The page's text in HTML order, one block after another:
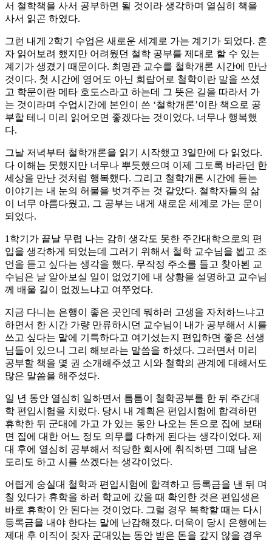
서 철학책을 사서 공부하면 될 것이라 생각하며 열심히 책을
사서 읽곤 하였다.
그런 내게 2학기 수업은 새로운 세계로 가는 계기가 되었다. 혼
자 읽어보려 했지만 어려웠던 철학 공부를 제대로 할 수 있는
계기가 생겼기 때문이다. 최명관 교수를 철학개론 시간에 만난
것이다. 첫 시간에 영어도 아닌 희랍어로 철학이란 말을 쓰셨
고 학문이란 메타 호도스라고 하는데 그 뜻은 길을 따라서 가
는 것이라며 수업시간에 본인이 쓴 ‘철학개론’이란 책으로 공
부할 테니 미리 읽어오면 좋겠다는 것이었다. 너무나 행복했
다.
그날 저녁부터 철학개론을 읽기 시작했고 3일만에 다 읽었다.
다 이해는 못했지만 너무나 뿌듯했으며 이제 그토록 바라던 한
세상을 만난 것처럼 행복했다. 그리고 철학개론 시간에 듣는
이야기는 내 눈의 허물을 벗겨주는 것 같았다. 철학자들의 삶
이 너무 아름다웠고, 그 공부는 내게 새로운 세계로 가는 문이
되었다.
1학기가 끝날 무렵 나는 감히 생각도 못한 주간대학으로의 편
입을 생각하게 되었는데 그러기 위해서 철학 교수님을 뵙고 조
언을 듣고 싶다는 생각을 했다. 무작정 주소를 들고 찾아뵌 교
수님은 날 알아보실 일이 없었기에 내 상황을 설명하고 교수님
께 배울 길이 없겠느냐고 여쭈었다.
지금 다니는 은행이 좋은 곳인데 뭐하러 고생을 자처하느냐고
하면서 한 시간 가량 만류하시던 교수님이 내가 공부해서 시를
쓰고 싶다는 말에 기특하다고 여기셨는지 편입하면 좋은 선생
님들이 있으니 그리 해보라는 말씀을 하셨다. 그러면서 미리
공부할 책을 몇 권 소개해주셨고 시와 철학의 관계에 대해서도
많은 말씀을 해주셨다.
일 년 동안 열심히 일하면서 틈틈이 철학공부를 한 뒤 주간대
학 편입시험을 치렀다. 당시 내 계획은 편입시험에 합격하면
휴학한 뒤 군대에 가고 가 있는 동안 나오는 돈으로 집에 보태
면 집에 대한 어느 정도 의무를 다하게 된다는 생각이었다. 제
대 후에 열심히 공부해서 적당한 회사에 취직하면 그때 남은
도리도 하고 시를 쓰겠다는 생각이었다.
어렵게 숭실대 철학과 편입시험에 합격하고 등록금을 낸 뒤 며
칠 있다가 휴학을 하러 학교에 갔을 때 확인한 것은 편입생은
바로 휴학이 안 된다는 것이었다. 그럴 경우 복학할 때는 다시
등록금을 내야 한다는 말에 난감해졌다. 더욱이 당시 은행에는
제대 후 이직이 잦자 군대있는 동안 받은 돈을 갚지 않을 경우